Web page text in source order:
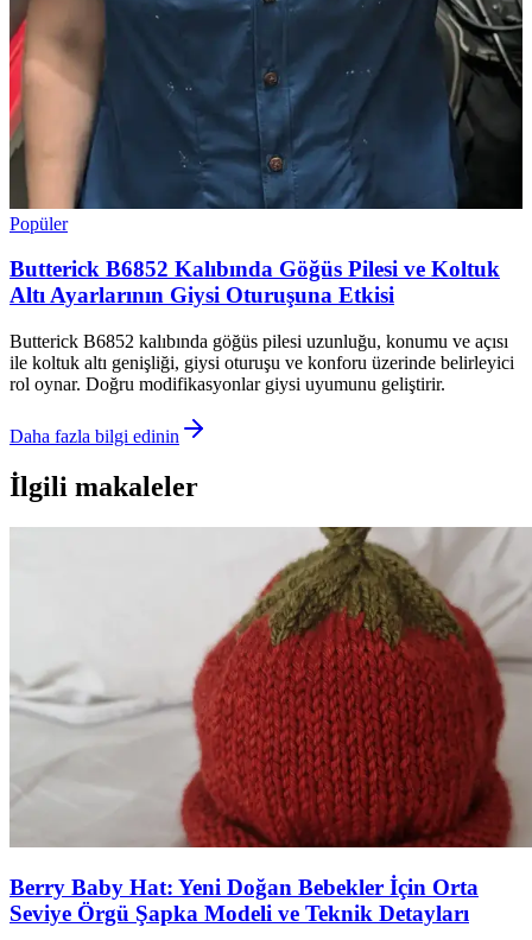
Popüler
Butterick B6852 Kalıbında Göğüs Pilesi ve Koltuk
Altı Ayarlarının Giysi Oturuşuna Etkisi
Butterick B6852 kalıbında göğüs pilesi uzunluğu, konumu ve açısı
ile koltuk altı genişliği, giysi oturuşu ve konforu üzerinde belirleyici
rol oynar. Doğru modifikasyonlar giysi uyumunu geliştirir.
Daha fazla bilgi edinin
İlgili makaleler
Berry Baby Hat: Yeni Doğan Bebekler İçin Orta
Seviye Örgü Şapka Modeli ve Teknik Detayları